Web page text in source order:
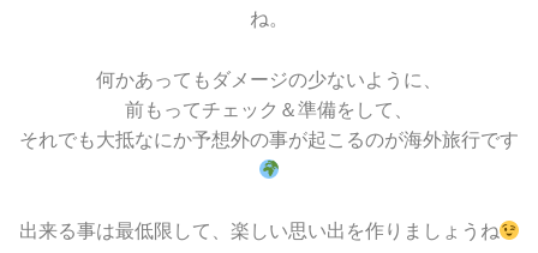
ね。
何かあってもダメージの少ないように、
前もってチェック＆準備をして、
それでも大抵なにか予想外の事が起こるのが海外旅行です
出来る事は最低限して、楽しい思い出を作りましょうね